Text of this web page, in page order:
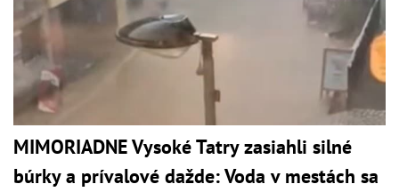
MIMORIADNE Vysoké Tatry zasiahli silné
búrky a prívalové dažde: Voda v mestách sa